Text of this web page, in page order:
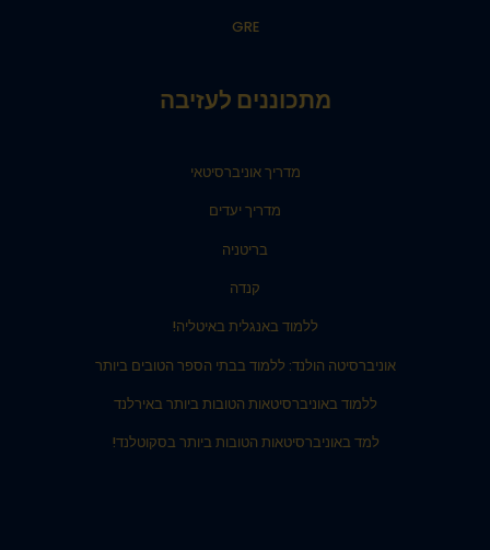
GRE
מתכוננים לעזיבה
מדריך אוניברסיטאי
מדריך יעדים
בריטניה
קנדה
ללמוד באנגלית באיטליה!
אוניברסיטה הולנד: ללמוד בבתי הספר הטובים ביותר
ללמוד באוניברסיטאות הטובות ביותר באירלנד
למד באוניברסיטאות הטובות ביותר בסקוטלנד!